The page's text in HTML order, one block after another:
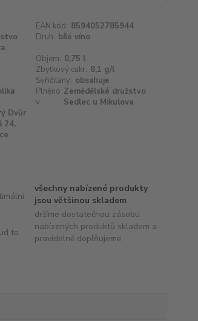
EAN kód: 8594052785944
Druh: bílé víno
Objem: 0,75 l
Zbytkový cukr: 8,1 g/l
Syřičitany: obsahuje
Plněno
v:
Zemědělské družstvo
Sedlec u Mikulova
Dvůr
24,
to
všechny nabízené produkty
jsou většinou skladem
držíme dostatečnou zásobu
nabízených produktů skladem a
pravidelně doplňujeme